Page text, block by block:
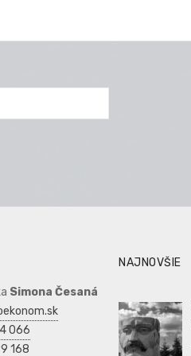
Simona Česaná
066
168
NAJNOVŠIE